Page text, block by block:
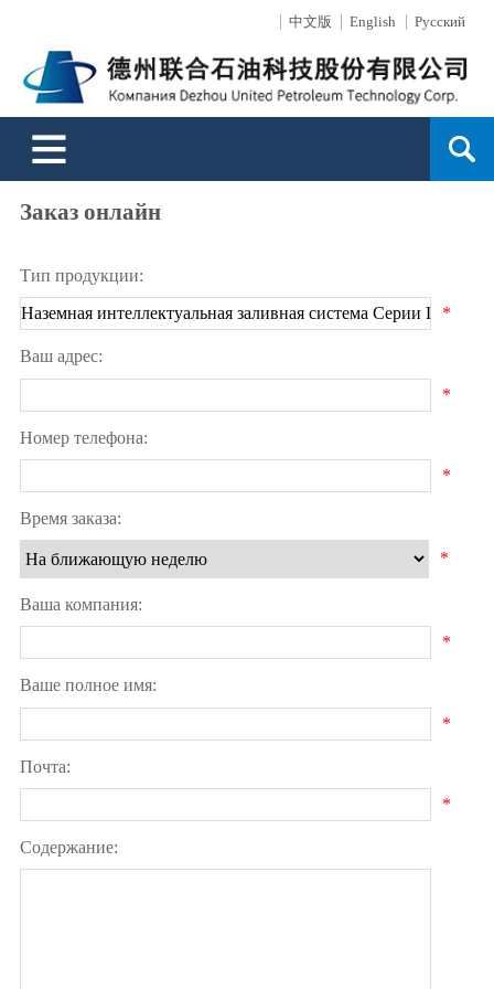
Русский
English
中文版
О нас
Описание компании
Культура предприятия
История развития
Выступление президента
Новости
Новости компании
Продукции
Буровые инструменты
Шланг высокого давления для гидроразрыва пласта
Поиск
Обработка поверхностей
Описание
Производительность
Сила техники
Область услуги
Технические услуги
Обзор бизнеса
Способность бизнеса
Услуги сбыта
Сеть сбыта
Сервис
Поддержка
Сообщение онлайн
Заказ онлайн
Контакты
Заказ онлайн
Тип продукции:
*
Ваш адрес:
*
Номер телефона:
*
Время заказа:
*
Ваша компания:
*
Ваше полное имя:
*
Почта:
*
Содержание: